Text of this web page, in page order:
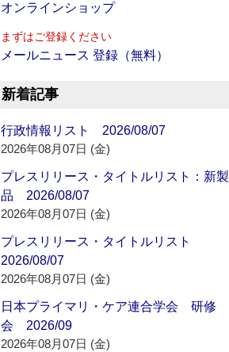
オンラインショップ
まずはご登録ください
メールニュース 登録（無料）
新着記事
行政情報リスト 2026/08/07
2026年08月07日 (金)
プレスリリース・タイトルリスト：新製
品 2026/08/07
2026年08月07日 (金)
プレスリリース・タイトルリスト
2026/08/07
2026年08月07日 (金)
日本プライマリ・ケア連合学会 研修
会 2026/09
2026年08月07日 (金)